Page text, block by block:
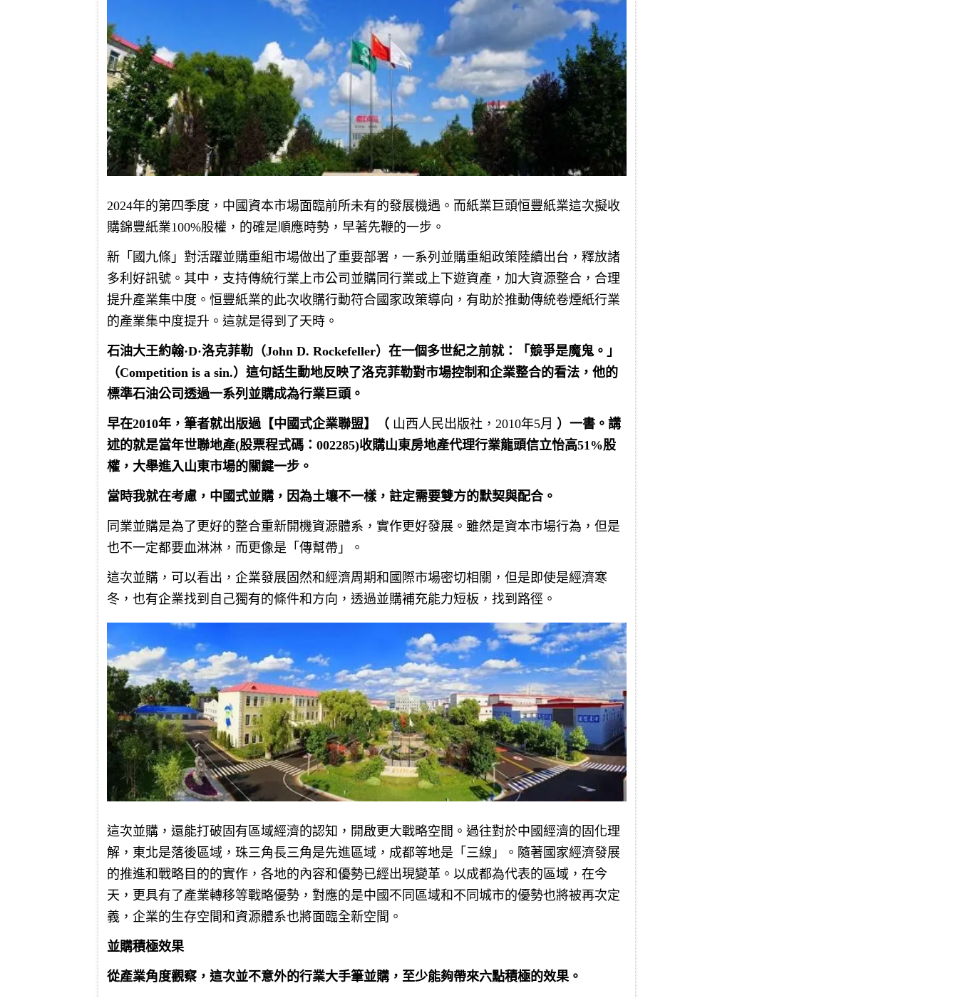
2024年的第四季度，中國資本市場面臨前所未有的發展機遇。而紙業巨頭恒豐紙業這次擬收
購錦豐紙業100%股權，的確是順應時勢，早著先鞭的一步。
新「國九條」對活躍並購重組市場做出了重要部署，一系列並購重組政策陸續出台，釋放諸
多利好訊號。其中，支持傳統行業上市公司並購同行業或上下遊資產，加大資源整合，合理
提升產業集中度。恒豐紙業的此次收購行動符合國家政策導向，有助於推動傳統卷煙紙行業
的產業集中度提升。這就是得到了天時。
石油大王約翰·D·洛克菲勒（John D. Rockefeller）在一個多世紀之前就：「競爭是魔鬼。」
（Competition is a sin.）這句話生動地反映了洛克菲勒對市場控制和企業整合的看法，他的
標準石油公司透過一系列並購成為行業巨頭。
早在2010年，筆者就出版過【中國式企業聯盟】（ 山西人民出版社，2010年5月 ）一書。講
述的就是當年世聯地產(股票程式碼：002285)收購山東房地產代理行業龍頭信立怡高51%股
權，大舉進入山東市場的關鍵一步。
當時我就在考慮，中國式並購，因為土壤不一樣，註定需要雙方的默契與配合。
同業並購是為了更好的整合重新開機資源體系，實作更好發展。雖然是資本市場行為，但是
也不一定都要血淋淋，而更像是「傳幫帶」。
這次並購，可以看出，企業發展固然和經濟周期和國際市場密切相關，但是即使是經濟寒
冬，也有企業找到自己獨有的條件和方向，透過並購補充能力短板，找到路徑。
這次並購，還能打破固有區域經濟的認知，開啟更大戰略空間。過往對於中國經濟的固化理
解，東北是落後區域，珠三角長三角是先進區域，成都等地是「三線」。隨著國家經濟發展
的推進和戰略目的的實作，各地的內容和優勢已經出現變革。以成都為代表的區域，在今
天，更具有了產業轉移等戰略優勢，對應的是中國不同區域和不同城市的優勢也將被再次定
義，企業的生存空間和資源體系也將面臨全新空間。
並購積極效果
從產業角度觀察，這次並不意外的行業大手筆並購，至少能夠帶來六點積極的效果。